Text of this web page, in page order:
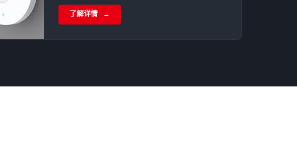
实现AP的高效热管理与成本平衡。
了解详情